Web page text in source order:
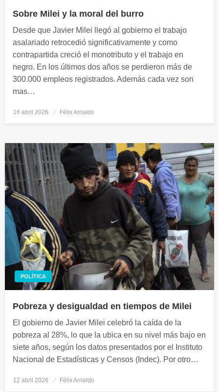
Sobre Milei y la moral del burro
Desde que Javier Milei llegó al gobierno el trabajo
asalariado retrocedió significativamente y como
contrapartida creció el monotributo y el trabajo en
negro. En los últimos dos años se perdieron más de
300.000 empleos registrados. Además cada vez son
mas…
Publicado
16 abril 2026 Félix Arnaldo
POLÍTICA
Pobreza y desigualdad en tiempos de Milei
El gobierno de Javier Milei celebró la caída de la
pobreza al 28%, lo que la ubica en su nivel más bajo en
siete años, según los datos presentados por el Instituto
Nacional de Estadísticas y Censos (Indec). Por otro…
Publicado
12 abril 2026 Félix Arnaldo